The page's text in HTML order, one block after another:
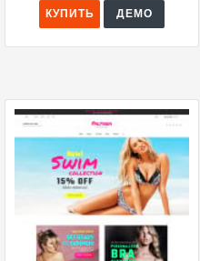
КУПИТЬ ДЕМО